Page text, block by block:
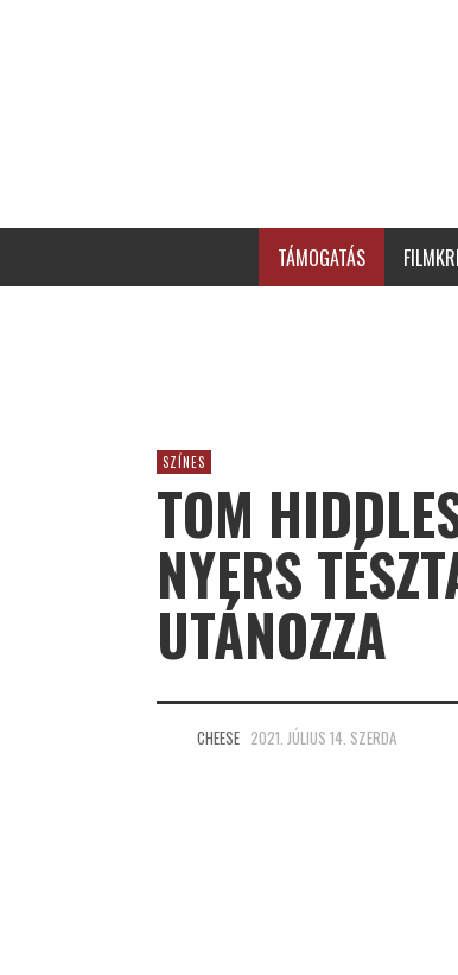
TÁMOGATÁS
SZÍNES
TOM
NYERS
UTÁNOZZA
CHEESE 2021. JÚLIUS 14. SZERDA